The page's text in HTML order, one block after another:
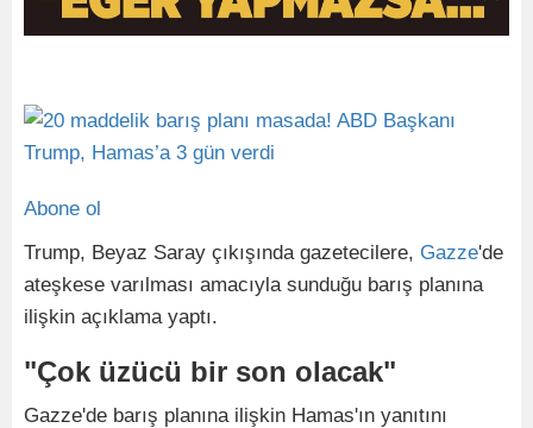
Abone ol
Trump, Beyaz Saray çıkışında gazetecilere, Gazze'de
ateşkese varılması amacıyla sunduğu barış planına
ilişkin açıklama yaptı.
"Çok üzücü bir son olacak"
Gazze'de barış planına ilişkin Hamas'ın yanıtını